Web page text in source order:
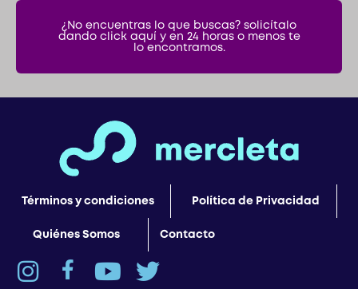
¿No encuentras lo que buscas? solicítalo
dando click aquí y en 24 horas o menos te
lo encontramos.
Términos y condiciones Política de Privacidad
Quiénes Somos Contacto